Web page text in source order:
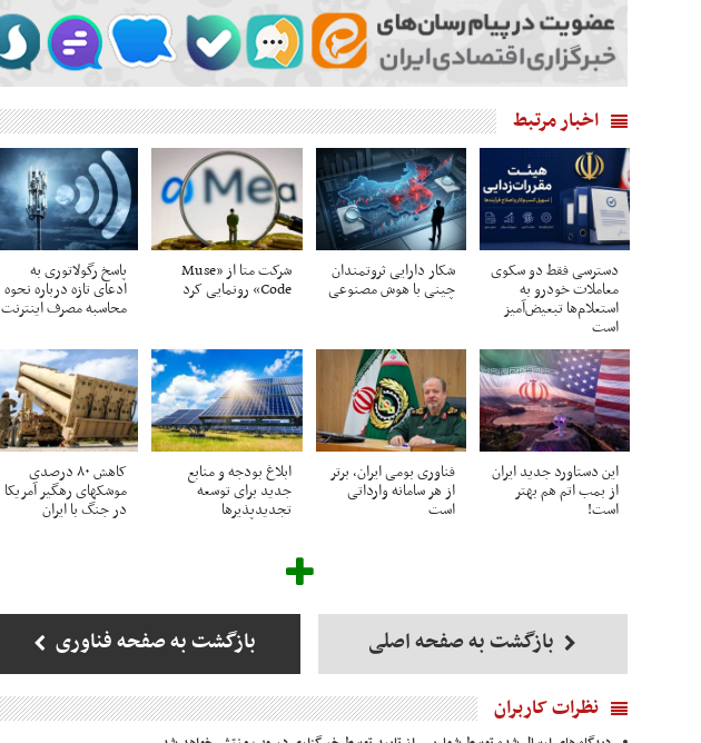
اخبار مرتبط
دسترسی فقط دو سکوی
معاملات خودرو به
استعلام‌ها تبعیض‌آمیز
است
شکار دارایی ثروتمندان
چینی با هوش مصنوعی
شرکت متا از «Muse
Code» رونمایی کرد
پاسخ رگولاتوری به
ادعای تازه درباره نحوه
محاسبه مصرف اینترنت
این دستاورد جدید ایران
از بمب اتم هم بهتر
است!
فناوری بومی ایران، برتر
از هر سامانه وارداتی
است
ابلاغ بودجه و منابع
جدید برای توسعه
تجدیدپذیرها
کاهش ۸۰ درصدی
موشکهای رهگیر آمریکا
در جنگ با ایران
بازگشت به صفحه اصلی بازگشت به صفحه فناوری
نظرات کاربران